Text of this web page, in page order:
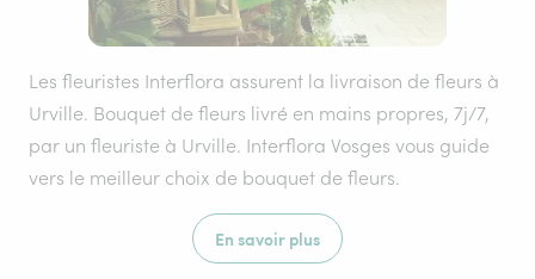
Les fleuristes Interflora assurent la livraison de fleurs à
Urville. Bouquet de fleurs livré en mains propres, 7j/7,
par un fleuriste à Urville. Interflora Vosges vous guide
vers le meilleur choix de bouquet de fleurs.
En savoir plus